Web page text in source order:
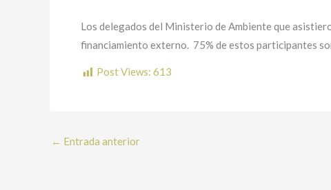
Los delegados del Ministerio de Ambiente que
financiamiento externo. 75% de estos participantes
Post Views: 613
← Entrada anterior